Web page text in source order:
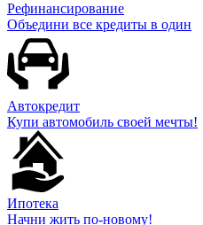
Рефинансирование
Объедини все кредиты в один
Автокредит
Купи автомобиль своей мечты!
Ипотека
Начни жить по-новому!